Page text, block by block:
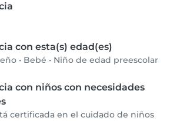
con esta(s) edad(es)
• Bebé • Niño de edad preescolar
con niños con necesidades
certificada en el cuidado de niños